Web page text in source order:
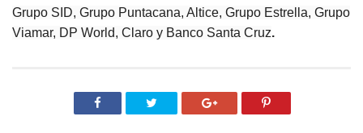
Grupo SID, Grupo Puntacana, Altice, Grupo Estrella, Grupo
Viamar, DP World, Claro y Banco Santa Cruz.